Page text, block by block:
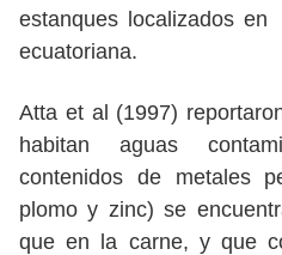
estanques localizados
ecuatoriana.
Atta et al (1997)
habitan aguas
contenidos de metales
plomo y zinc) se
que en la carne, y que